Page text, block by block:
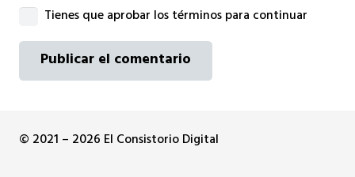
Tienes que aprobar los términos para continuar
Publicar el comentario
© 2021 – 2026 El Consistorio Digital